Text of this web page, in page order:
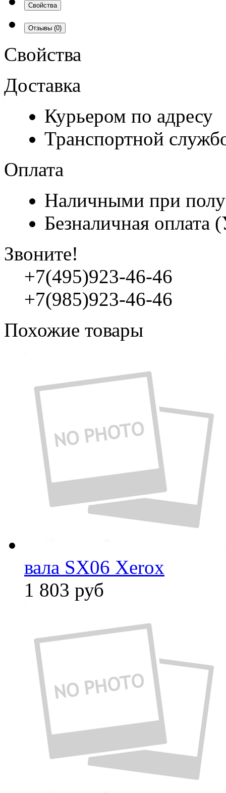
Свойства
Отзывы (0)
Свойства
Доставка
Курьером по адресу
Транспортной
Оплата
Наличными при
Безналичная
Звоните!
+7(495)923-46-46
+7(985)923-46-46
Похожие товары
вала SX06 Xerox
1 803 руб